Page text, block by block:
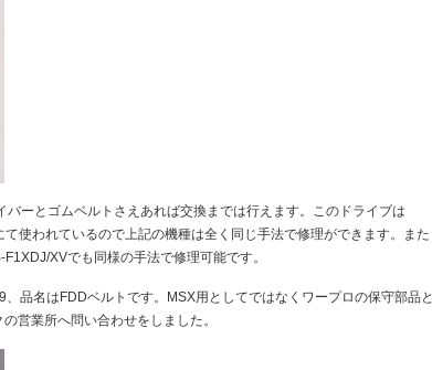
ーとゴムベルトさえあれば交換までは行えます。このドライブは
使われているので上記の機種は全く同じ手法で修理ができます。また
XVでも同様の手法で修理可能です。
品名はFDDベルトです。MSX用としてではなくワープロの保守部品と
営業所へ問い合わせをしました。